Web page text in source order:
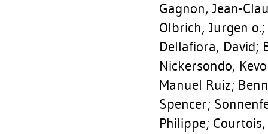
Gagnon, Jean-
Olbrich, Jurgen o.;
Dellafiora, David;
Nickersondo,
Manuel Ruiz;
Spencer;
Philippe;